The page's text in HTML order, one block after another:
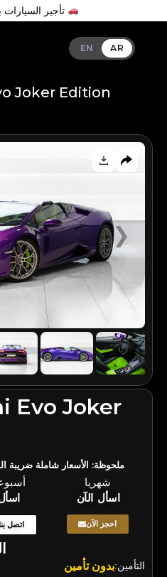
EN AR
Joker Edition
❯
Evo Joker
ملحوظة: الأسعار شاملة ضريبة
شهريا
اسأل الآن
اتصل احجز الآن
التأمين:بدون تأمين